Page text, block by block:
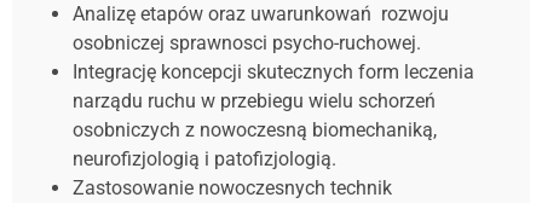
Analizę etapów oraz uwarunkowań rozwoju
osobniczej sprawnosci psycho-ruchowej.
Integrację koncepcji skutecznych form leczenia
narządu ruchu w przebiegu wielu schorzeń
osobniczych z nowoczesną biomechaniką,
neurofizjologią i patofizjologią.
Zastosowanie nowoczesnych technik